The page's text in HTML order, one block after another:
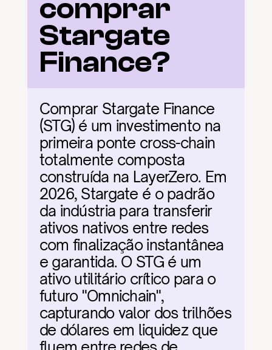
comprar
Stargate
Finance?
Comprar Stargate Finance
(STG) é um investimento na
primeira ponte cross-chain
totalmente composta
construída na LayerZero. Em
2026, Stargate é o padrão
da indústria para transferir
ativos nativos entre redes
com finalização instantânea
e garantida. O STG é um
ativo utilitário crítico para o
futuro "Omnichain",
capturando valor dos trilhões
de dólares em liquidez que